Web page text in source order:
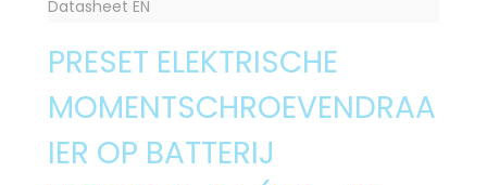
Datasheet EN
PRESET ELEKTRISCHE
MOMENTSCHROEVENDRAA
IER OP BATTERIJ